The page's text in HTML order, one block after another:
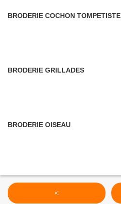
BRODERIE COCHON TOMPETISTE
BRODERIE GRILLADES
BRODERIE OISEAU
<